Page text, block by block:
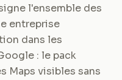
l'ensemble des
entreprise
dans les
: le pack
Maps visibles sans